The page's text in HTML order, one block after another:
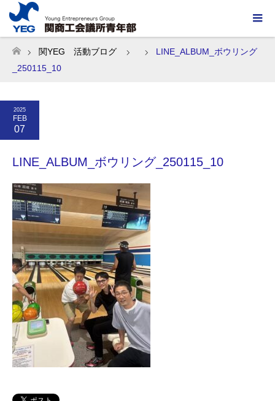
ホーム
関YEG 活動ブログ
LINE_ALBUM_ボウリング
_250115_10
2025
FEB
07
LINE_ALBUM_ボウリング_250115_10